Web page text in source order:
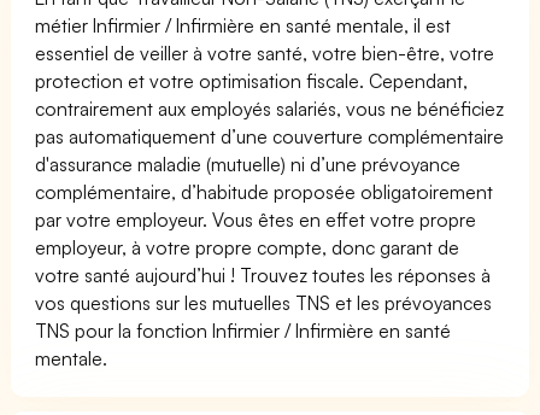
métier Infirmier / Infirmière en santé mentale, il est
essentiel de veiller à votre santé, votre bien-être, votre
protection et votre optimisation fiscale. Cependant,
contrairement aux employés salariés, vous ne bénéficiez
pas automatiquement d’une couverture complémentaire
d'assurance maladie (mutuelle) ni d’une prévoyance
complémentaire, d’habitude proposée obligatoirement
par votre employeur. Vous êtes en effet votre propre
employeur, à votre propre compte, donc garant de
votre santé aujourd’hui ! Trouvez toutes les réponses à
vos questions sur les mutuelles TNS et les prévoyances
TNS pour la fonction Infirmier / Infirmière en santé
mentale.